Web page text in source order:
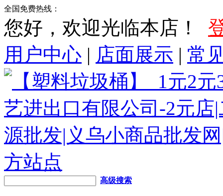
全国免费热线：
您好，欢迎光临本店！
用户中心 | 店面展示 | 常
高级搜索